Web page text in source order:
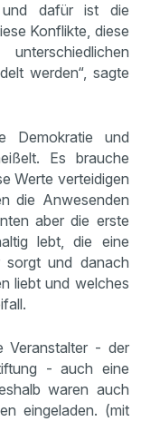
dafür ist die
Konflikte, diese
werden“, sagte
Demokratie und
Es brauche
Werte verteidigen
die Anwesenden
aber die erste
lebt, die eine
sorgt und danach
liebt und welches
Veranstalter - der
- auch eine
waren auch
eingeladen. (mit